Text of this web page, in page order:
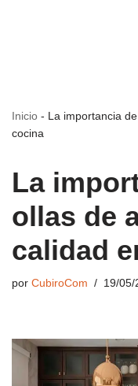
Inicio - La importancia
cocina
La
ollas de
calidad
por CubiroCom 19/05/